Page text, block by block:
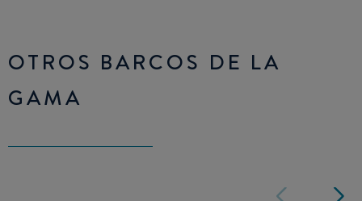
OTROS BARCOS DE LA
GAMA